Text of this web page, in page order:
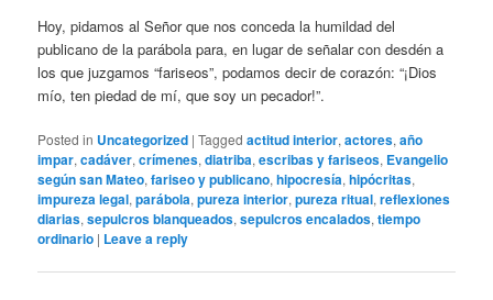
Hoy, pidamos al Señor que nos conceda la humildad del
publicano de la parábola para, en lugar de señalar con desdén a
los que juzgamos “fariseos”, podamos decir de corazón: “¡Dios
mío, ten piedad de mí, que soy un pecador!”.
Posted in Uncategorized |Tagged actitud interior,actores,año
impar,cadáver,crímenes,diatriba,escribas y fariseos, Evangelio
según san Mateo,fariseo y publicano,hipocresía,hipócritas,
impureza legal,parábola,pureza interior,pureza ritual,reflexiones
diarias,sepulcros blanqueados,sepulcros encalados,tiempo
ordinario | Leave a reply